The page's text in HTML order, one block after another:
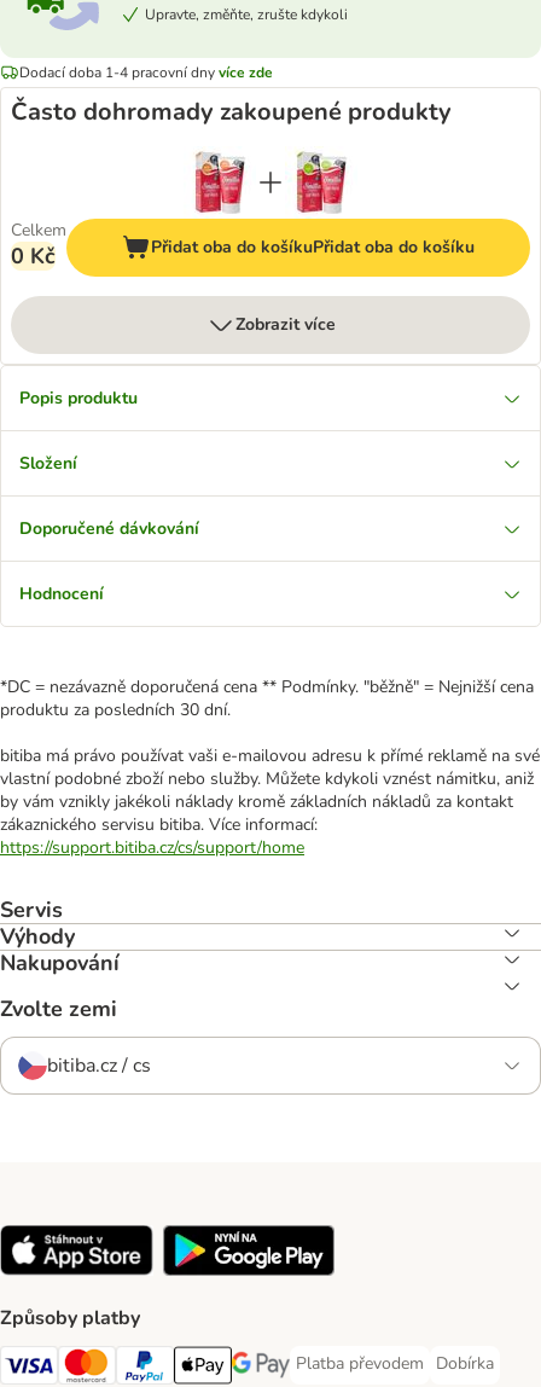
Upravte, změňte, zrušte kdykoli
Dodací doba 1-4 pracovní dnyvíce zde
Často dohromady zakoupené produkty
Celkem
0 Kč Přidat oba do košíkuPřidat oba do košíku
Zobrazit více
Popis produktu
Složení
Doporučené dávkování
Hodnocení
*DC = nezávazně doporučená cena ** Podmínky. "běžně" = Nejnižší cena
produktu za posledních 30 dní.
bitiba má právo používat vaši e-mailovou adresu k přímé reklamě na své
vlastní podobné zboží nebo služby. Můžete kdykoli vznést námitku, aniž
by vám vznikly jakékoli náklady kromě základních nákladů za kontakt
zákaznického servisu bitiba. Více informací:
https://support.bitiba.cz/cs/support/home
Servis
Výhody
Nakupování
Zvolte zemi
bitiba.cz / cs
Způsoby platby
Visa Payment Method
mastercard Payment Method
PayPal Payment Method
Apple pay Payment Method
Google Pay Payment Method
Platba převodem
Platba převodem Payment
Dobírka
Dobírka